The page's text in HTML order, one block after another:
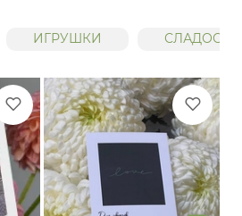
ИГРУШКИ СЛАДОСТИ